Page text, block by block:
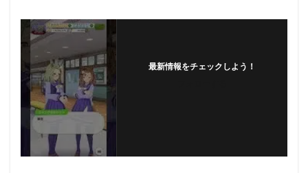
最新情報をチェックしよう！